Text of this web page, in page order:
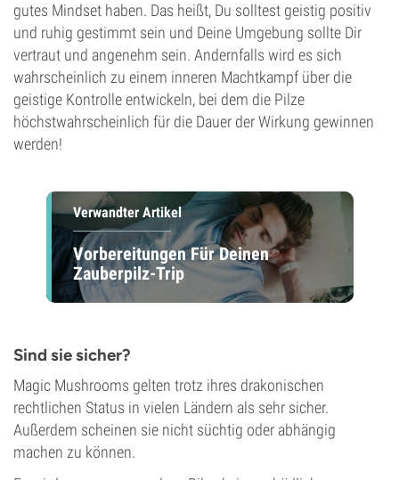
gutes Mindset haben. Das heißt, Du solltest geistig positiv
und ruhig gestimmt sein und Deine Umgebung sollte Dir
vertraut und angenehm sein. Andernfalls wird es sich
wahrscheinlich zu einem inneren Machtkampf über die
geistige Kontrolle entwickeln, bei dem die Pilze
höchstwahrscheinlich für die Dauer der Wirkung gewinnen
werden!
Verwandter Artikel
Vorbereitungen Für Deinen
Zauberpilz-Trip
Sind sie sicher?
Magic Mushrooms gelten trotz ihres drakonischen
rechtlichen Status in vielen Ländern als sehr sicher.
Außerdem scheinen sie nicht süchtig oder abhängig
machen zu können.